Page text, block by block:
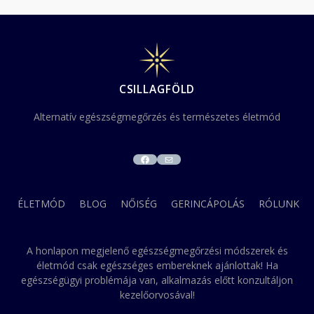
CSILLAGFÖLD
Alternatív egészségmegőrzés és természetes életmód
FACEBOOK
MAIL
ÉLETMÓD BLOG NŐISÉG GERINCÁPOLÁS RÓLUNK
A honlapon megjelenő egészségmegőrzési módszerek és
életmód csak egészséges embereknek ajánlottak! Ha
egészségügyi problémája van, alkalmazás előtt konzultáljon
kezelőorvosával!